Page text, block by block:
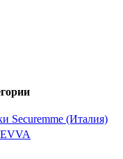
Securemme (Италия)